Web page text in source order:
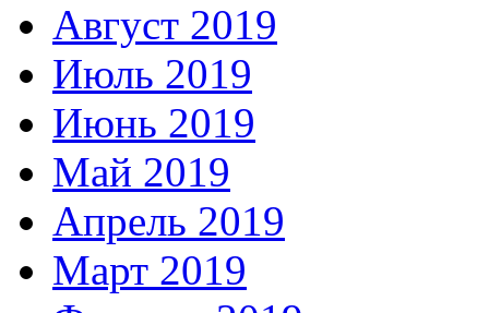
Август 2019
Июль 2019
Июнь 2019
Май 2019
Апрель 2019
Март 2019